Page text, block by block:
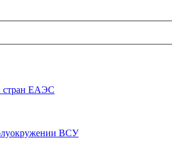
стран ЕАЭС
ВСУ